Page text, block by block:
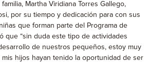
Martha Viridiana Torres Gallego,
por su tiempo y dedicación para con sus
que forman parte del Programa de
que “sin duda este tipo de actividades
de nuestros pequeños, estoy muy
hijos hayan tenido la oportunidad de ser